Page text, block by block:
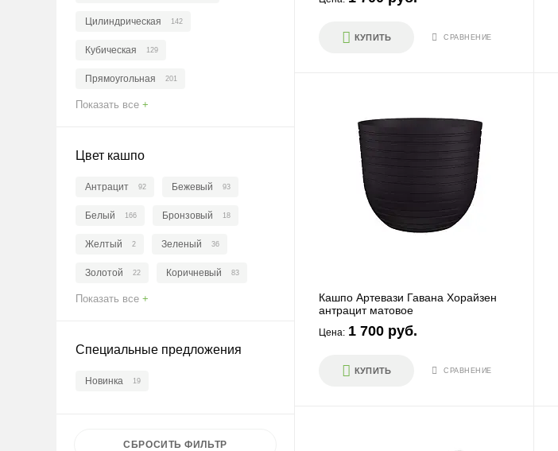
Цилиндрическая 142
Кубическая 129
Прямоугольная 201
Шарообразная
Показать все +
Цвет кашпо
Антрацит 92 Бежевый 93
Белый 166 Бронзовый 18
Желтый 2 Зеленый 36
Золотой 22 Коричневый 83
Красный 26
Серый Синий
Терракотовый
Показать все +
Специальные предложения
Новинка 19
СБРОСИТЬФИЛЬТР
КУПИТЬ СРАВНЕНИЕ
Кашпо Артевази Гавана Хорайзен
антрацит матовое
Цена: 1 700 руб.
КУПИТЬ СРАВНЕНИЕ